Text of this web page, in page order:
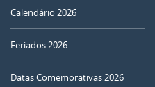
Calendário 2026
Feriados 2026
Datas Comemorativas 2026